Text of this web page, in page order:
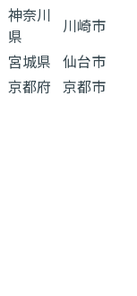
神奈川
県
川崎市
宮城県 仙台市
京都府 京都市